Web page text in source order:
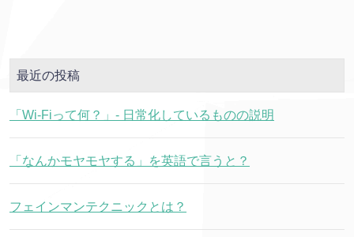
最近の投稿
「Wi-Fiって何？」- 日常化しているものの説明
「なんかモヤモヤする」を英語で言うと？
フェインマンテクニックとは？